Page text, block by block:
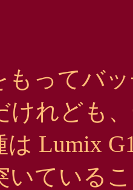
ってバ
けれども
G1
いている